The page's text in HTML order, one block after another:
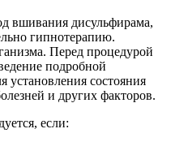
вшивания дисульфирама,
гипнотерапию.
Перед процедурой
подробной
установления состояния
и других факторов.
если: